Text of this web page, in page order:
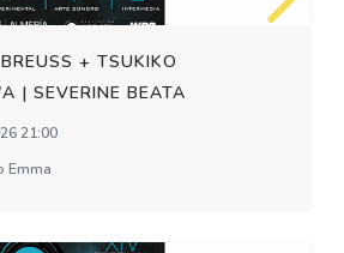
+ TSUKIKO
| SEVERINE BEATA
21:00
Emma